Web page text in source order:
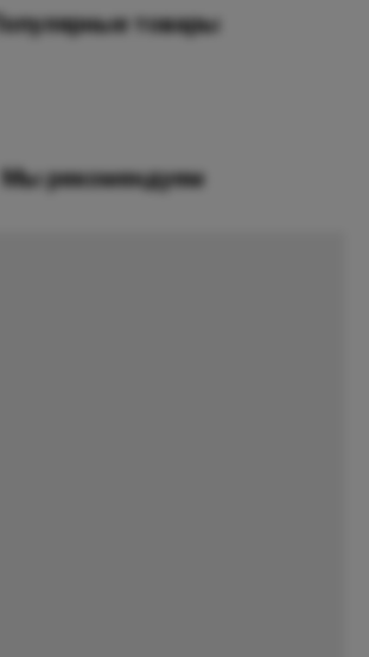
Популярные товары
Мы рекомендуем